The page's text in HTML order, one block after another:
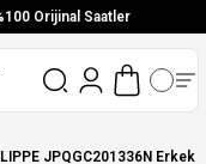
Orijinal Saatler
JPQGC201336N Erkek